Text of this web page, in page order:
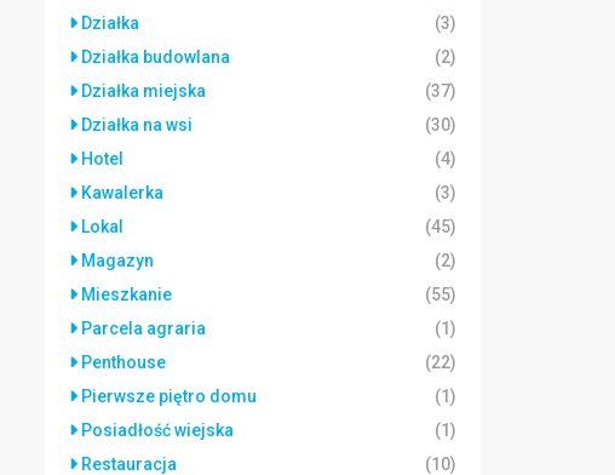
Działka
(3)
Działka budowlana
(2)
Działka miejska
(37)
Działka na wsi
(30)
Hotel
(4)
Kawalerka
(3)
Lokal
(45)
Magazyn
(2)
Mieszkanie
(55)
Parcela agraria
(1)
Penthouse
(22)
Pierwsze piętro domu
(1)
Posiadłość wiejska
(1)
Restauracja
(10)